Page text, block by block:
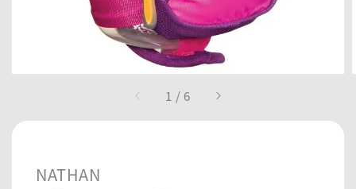
1 / 6
NATHAN